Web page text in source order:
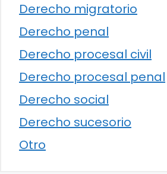
Derecho migratorio
Derecho penal
Derecho procesal civil
Derecho procesal penal
Derecho social
Derecho sucesorio
Otro